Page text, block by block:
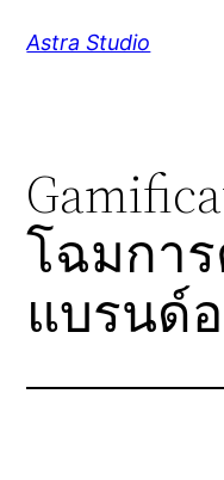
Astra Studio
โฉมกา
แบรนด์อ